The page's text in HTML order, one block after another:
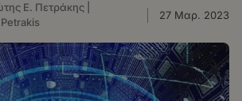
Ε. Πετράκης |
27 Μαρ. 2023